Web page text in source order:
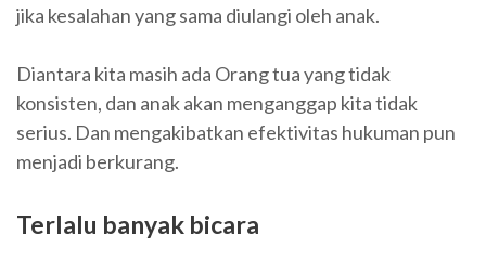
jika kesalahan yang sama diulangi oleh anak.
Diantara kita masih ada Orang tua yang tidak
konsisten, dan anak akan menganggap kita tidak
serius. Dan mengakibatkan efektivitas hukuman pun
menjadi berkurang.
Terlalu banyak bicara